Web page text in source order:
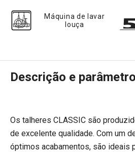
Máquina de lavar
louça
Descrição e
Os talheres CLASSIC são
de excelente qualidade. Com um
óptimos acabamentos, são ideais